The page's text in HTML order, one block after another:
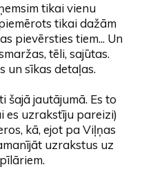
tikai vienu
tikai dažām
pievērsties tiem... Un
tēli, sajūtas.
un sīkas detaļas.
šajā jautājumā. Es to
es uzrakstīju pareizi)
kā, ejot pa Viļņas
uzrakstus uz